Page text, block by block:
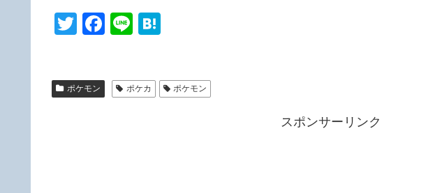
T
er
F
e
Li
n
ポケモン ポケカ ポケモン
スポンサーリンク